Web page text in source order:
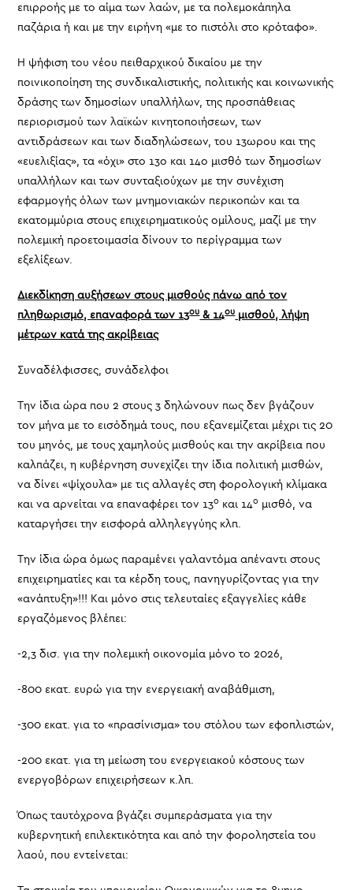
επιρροής με το αίμα των λαών, με τα πολεμοκάπηλα
παζάρια ή και με την ειρήνη «με το πιστόλι στο κρόταφο».
Η ψήφιση του νέου πειθαρχικού δικαίου με την
ποινικοποίηση της συνδικαλιστικής, πολιτικής και κοινωνικής
δράσης των δημοσίων υπαλλήλων, της προσπάθειας
περιορισμού των λαϊκών κινητοποιήσεων, των
αντιδράσεων και των διαδηλώσεων, του 13ωρου και της
«ευελιξίας», τα «όχι» στο 13ο και 14ο μισθό των δημοσίων
υπαλλήλων και των συνταξιούχων με την συνέχιση
εφαρμογής όλων των μνημονιακών περικοπών και τα
εκατομμύρια στους επιχειρηματικούς ομίλους, μαζί με την
πολεμική προετοιμασία δίνουν το περίγραμμα των
εξελίξεων.
Διεκδίκηση αυξήσεων στους μισθούς πάνω από τον
πληθωρισμό, επαναφορά των 13ου& 14ουμισθού, λήψη
μέτρων κατά της ακρίβειας
Συναδέλφισσες, συνάδελφοι
Την ίδια ώρα που 2 στους 3 δηλώνουν πως δεν βγάζουν
τον μήνα με το εισόδημά τους, που εξανεμίζεται μέχρι τις 20
του μηνός, με τους χαμηλούς μισθούς και την ακρίβεια που
καλπάζει, η κυβέρνηση συνεχίζει την ίδια πολιτική μισθών,
να δίνει «ψίχουλα» με τις αλλαγές στη φορολογική κλίμακα
και να αρνείται να επαναφέρει τον 13ο και 14ο μισθό, να
καταργήσει την εισφορά αλληλεγγύης κλπ.
Την ίδια ώρα όμως παραμένει γαλαντόμα απέναντι στους
επιχειρηματίες και τα κέρδη τους, πανηγυρίζοντας για την
«ανάπτυξη»!!! Και μόνο στις τελευταίες εξαγγελίες κάθε
εργαζόμενος βλέπει:
-2,3 δισ. για την πολεμική οικονομία μόνο το 2026,
-800 εκατ. ευρώ για την ενεργειακή αναβάθμιση,
-300 εκατ. για το «πρασίνισμα» του στόλου των εφοπλιστών,
-200 εκατ. για τη μείωση του ενεργειακού κόστους των
ενεργοβόρων επιχειρήσεων κ.λπ.
Όπως ταυτόχρονα βγάζει συμπεράσματα για την
κυβερνητική επιλεκτικότητα και από την φοροληστεία του
λαού, που εντείνεται: